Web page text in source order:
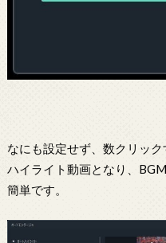
なにも設定せず、数クリッ
ハイライト動画となり、
簡単です。